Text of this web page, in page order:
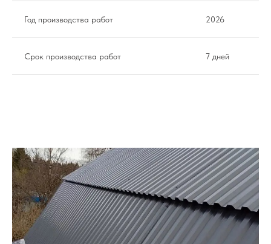
Год производства работ 2026
Срок производства работ 7 дней